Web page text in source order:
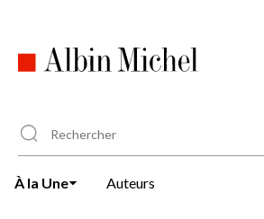
principal
À la Une Auteurs